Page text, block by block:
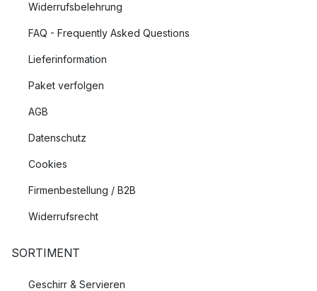
Widerrufsbelehrung
FAQ - Frequently Asked Questions
Lieferinformation
Paket verfolgen
AGB
Datenschutz
Cookies
Firmenbestellung / B2B
Widerrufsrecht
SORTIMENT
Geschirr & Servieren